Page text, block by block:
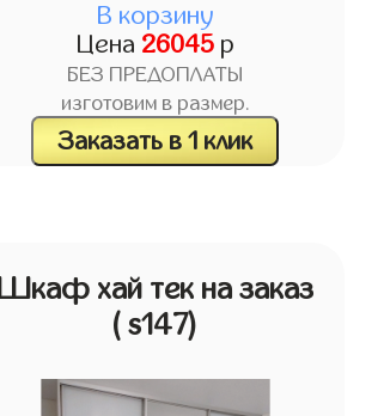
В корзину
Цена 26045р
БЕЗ ПРЕДОПЛАТЫ
изготовим в размер.
Заказать в 1 клик
Шкаф хай тек на заказ
( s147)